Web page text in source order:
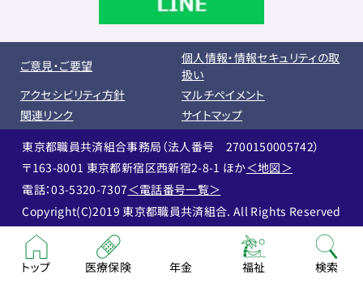
ご意見・ご要望
個人情報・情報セキュリティの取
扱い
アクセシビリティ方針
マルチペイメント
関連リンク
サイトマップ
東京都職員共済組合事務局（法人番号 2700150005742）
〒163-8001 東京都新宿区西新宿2-8-1 ほか＜地図＞
電話：03-5320-7307＜電話番号一覧＞
Copyright(C)2019 東京都職員共済組合. All Rights Reserved
トップ 医療保険 年金 福祉 検索